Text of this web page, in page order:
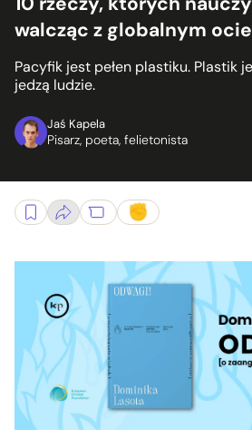
walcząc z globalnym
Pacyfik jest pełen plastiku. Plastik
jedzą ludzie.
Jaś Kapela
Pisarz, poeta, felietonista